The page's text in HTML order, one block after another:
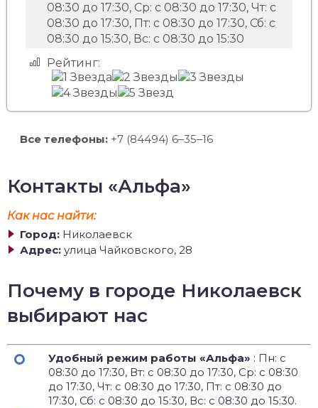
08:30 до 17:30, Ср: с 08:30 до 17:30, Чт: с
08:30 до 17:30, Пт: с 08:30 до 17:30, Сб: с
08:30 до 15:30, Вс: с 08:30 до 15:30
Рейтинг:
Все телефоны: +7 (84494) 6‒35‒16
Контакты «Альфа»
Как нас найти:
Город: Николаевск
Адрес: улица Чайковского, 28
Почему в городе Николаевск
выбирают нас
Удобный режим работы «Альфа» : Пн: с
08:30 до 17:30, Вт: с 08:30 до 17:30, Ср: с 08:30
до 17:30, Чт: с 08:30 до 17:30, Пт: с 08:30 до
17:30, Сб: с 08:30 до 15:30, Вс: с 08:30 до 15:30.